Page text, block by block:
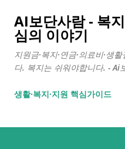
기본 콘
AI보단사람 - 복
심의 이야기
지원금·복지·연금·의료비·생
다. 복지는 쉬워야합니다. - Ai
생활∙복지∙지원 핵심가이드